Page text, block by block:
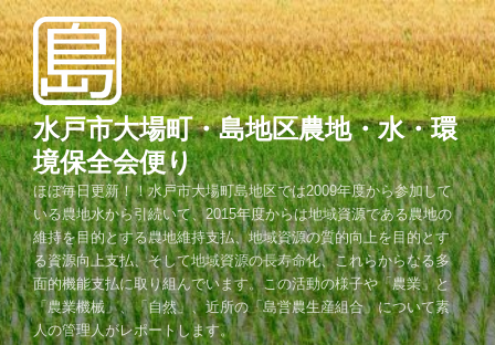
コ
ン
テ
ン
ツ
へ
ス
キ
ッ
プ
水戸市大場町・島地区農地・水・環
境保全会便り
ほぼ毎日更新！！水戸市大場町島地区では2009年度から参加して
いる農地水から引続いて、2015年度からは地域資源である農地の
維持を目的とする農地維持支払、地域資源の質的向上を目的とす
る資源向上支払、そして地域資源の長寿命化、これらからなる多
面的機能支払に取り組んでいます。この活動の様子や「農業」と
「農業機械」、「自然」、近所の「島営農生産組合」について素
人の管理人がレポートします。